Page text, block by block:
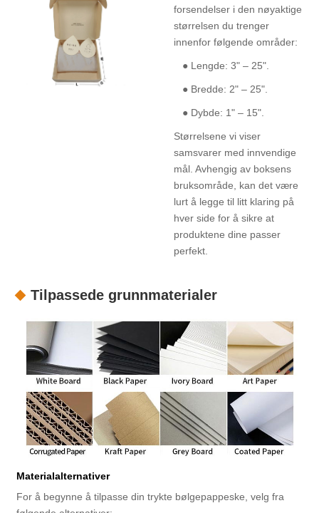
forsendelser i den nøyaktige
størrelsen du trenger
innenfor følgende områder:
● Lengde: 3" – 25".
● Bredde: 2" – 25".
● Dybde: 1" – 15".
Størrelsene vi viser
samsvarer med innvendige
mål. Avhengig av boksens
bruksområde, kan det være
lurt å legge til litt klaring på
hver side for å sikre at
produktene dine passer
perfekt.
Tilpassede grunnmaterialer
Materialalternativer
For å begynne å tilpasse din trykte bølgepappeske, velg fra